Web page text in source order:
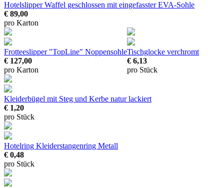
Hotelslipper Waffel geschlossen mit eingefasster EVA-Sohle
€ 89,00
pro Karton
Frotteeslipper "TopLine" Noppensohle
€ 127,00
pro Karton
Tischglocke verchromt
€ 6,13
pro Stück
Kleiderbügel mit Steg und Kerbe natur lackiert
€ 1,20
pro Stück
Hotelring Kleiderstangenring Metall
€ 0,48
pro Stück